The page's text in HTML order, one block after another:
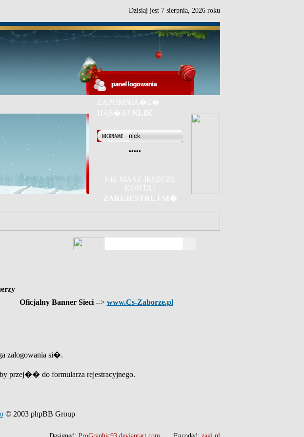
Dzisiaj jest 7 sierpnia, 2026 roku
ZAPOMNIA�E�
HAS�A? KLIK
NIE MASZ JESZCZE
KONTA?
ZAREJESTRUJ SI�
Oficjalny Banner Sieci --> www.Cs-Zaborze.pl
zalogowania si�.
przej�� do formularza rejestracyjnego.
© 2003 phpBB Group